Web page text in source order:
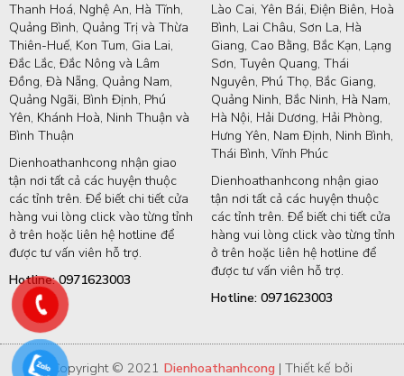
Thanh Hoá, Nghệ An, Hà Tĩnh,
Quảng Bình, Quảng Trị và Thừa
Thiên-Huế, Kon Tum, Gia Lai,
Đắc Lắc, Đắc Nông và Lâm
Đồng, Đà Nẵng, Quảng Nam,
Quảng Ngãi, Bình Định, Phú
Yên, Khánh Hoà, Ninh Thuận và
Bình Thuận
Dienhoathanhcong nhận giao
tận nơi tất cả các huyện thuộc
các tỉnh trên. Để biết chi tiết cửa
hàng vui lòng click vào từng tỉnh
ở trên hoặc liên hệ hotline để
được tư vấn viên hỗ trợ.
Hotline: 0971623003
Lào Cai, Yên Bái, Điện Biên, Hoà
Bình, Lai Châu, Sơn La, Hà
Giang, Cao Bằng, Bắc Kạn, Lạng
Sơn, Tuyên Quang, Thái
Nguyên, Phú Thọ, Bắc Giang,
Quảng Ninh, Bắc Ninh, Hà Nam,
Hà Nội, Hải Dương, Hải Phòng,
Hưng Yên, Nam Định, Ninh Bình,
Thái Bình, Vĩnh Phúc
Dienhoathanhcong nhận giao
tận nơi tất cả các huyện thuộc
các tỉnh trên. Để biết chi tiết cửa
hàng vui lòng click vào từng tỉnh
ở trên hoặc liên hệ hotline để
được tư vấn viên hỗ trợ.
Hotline: 0971623003
Copyright © 2021 Dienhoathanhcong | Thiết kế bởi